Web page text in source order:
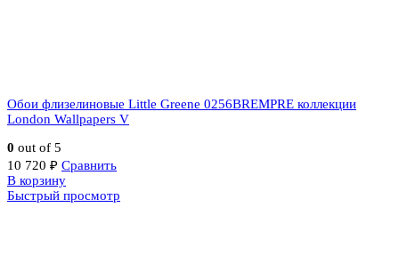
Обои флизелиновые Little Greene 0256BREMPRE коллекции
London Wallpapers V
0 out of 5
10 720 ₽ Сравнить
В корзину
Быстрый просмотр